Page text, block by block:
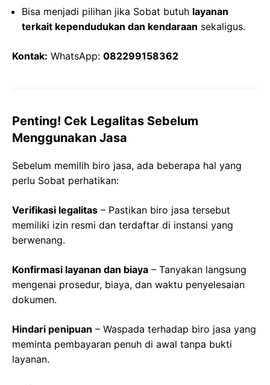
Bisa menjadi pilihan jika Sobat butuh layanan
terkait kependudukan dan kendaraan sekaligus.
Kontak: WhatsApp: 082299158362
Penting! Cek Legalitas Sebelum
Menggunakan Jasa
Sebelum memilih biro jasa, ada beberapa hal yang
perlu Sobat perhatikan:
Verifikasi legalitas – Pastikan biro jasa tersebut
memiliki izin resmi dan terdaftar di instansi yang
berwenang.
Konfirmasi layanan dan biaya – Tanyakan langsung
mengenai prosedur, biaya, dan waktu penyelesaian
dokumen.
Hindari penipuan – Waspada terhadap biro jasa yang
meminta pembayaran penuh di awal tanpa bukti
layanan.